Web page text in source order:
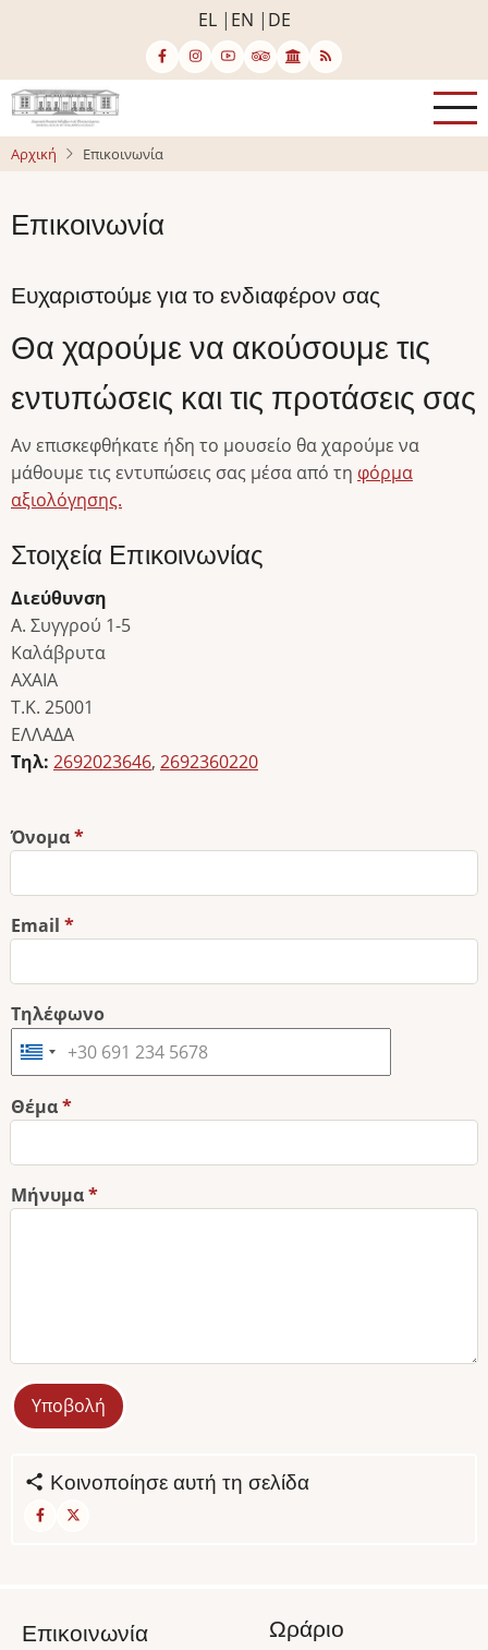
κυρίως
περιεχόμενο
EL EN DE
Αρχική Επικοινωνία
Επικοινωνία
Ευχαριστούμε για το ενδιαφέρον σας
Θα χαρούμε να ακούσουμε τις
εντυπώσεις και τις προτάσεις σας
Αν επισκεφθήκατε ήδη το μουσείο θα χαρούμε να
μάθουμε τις εντυπώσεις σας μέσα από τη φόρμα
αξιολόγησης.
Στοιχεία Επικοινωνίας
Διεύθυνση
Α. Συγγρού 1-5
Καλάβρυτα
ΑΧΑΙΑ
Τ.Κ. 25001
ΕΛΛΑΔΑ
Τηλ: 2692023646, 2692360220
Όνομα
Email
Τηλέφωνο
Θέμα
Μήνυμα
Κοινοποίησε αυτή τη σελίδα
Επικοινωνία
Ωράριο